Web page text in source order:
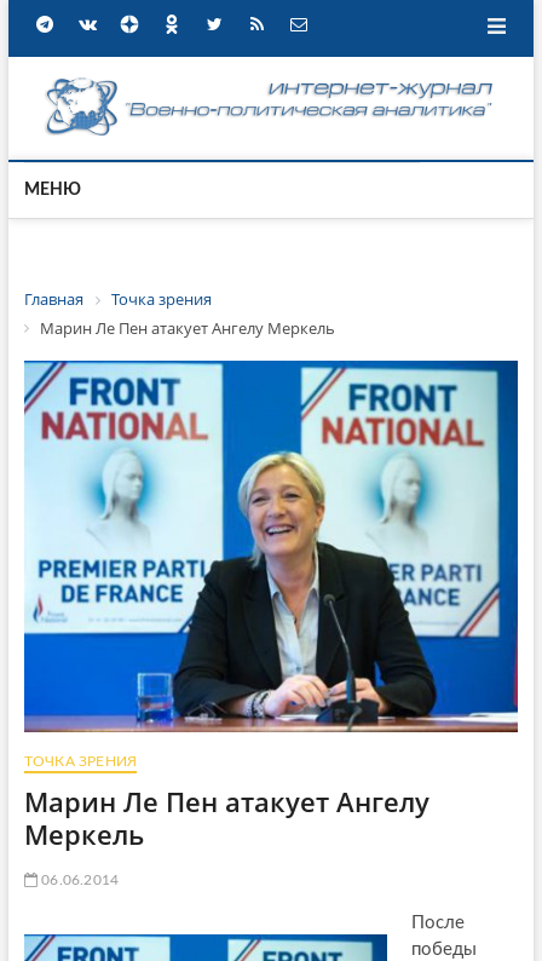
МЕНЮ
Главная
Точка зрения
Марин Ле Пен атакует Ангелу Меркель
ТОЧКА ЗРЕНИЯ
Марин Ле Пен атакует Ангелу
Меркель
06.06.2014
После
победы